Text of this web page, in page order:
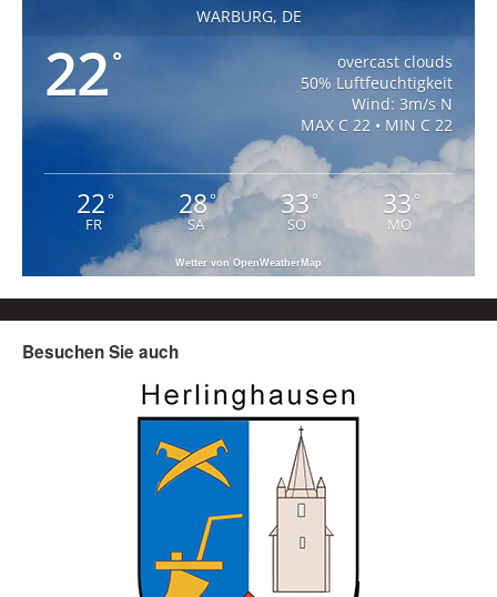
WARBURG, DE
22°
overcast clouds
50% Luftfeuchtigkeit
Wind: 3m/s N
MAX C 22 • MIN C 22
22°
FR
28°
SA
33°
SO
33 °
MO
Wetter von OpenWeatherMap
Besuchen Sie auch